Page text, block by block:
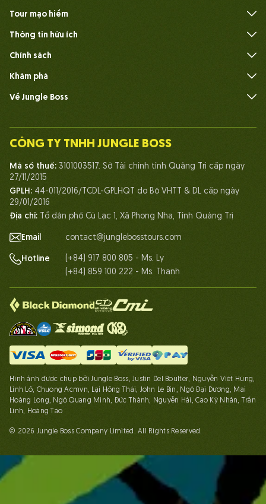
Tour mạo hiểm
Thông tin hữu ích
Chính sách
Khám phá
Về Jungle Boss
Đội ngũ
Cuộc sống tại Jungle Boss
Chứng chỉ
Đối tác
Liên hệ
CÔNG TY TNHH JUNGLE BOSS
Mã số thuế: 3101003517. Sở Tài chính tỉnh Quảng Trị cấp ngày
27/11/2015
GPLH: 44-011/2016/TCDL-GPLHQT do Bộ VHTT & DL cấp ngày
29/01/2016
Địa chỉ: Tổ dân phố Cù Lạc 1, Xã Phong Nha, Tỉnh Quảng Trị
Email contact@junglebosstours.com
Hotline
(+84) 917 800 805 - Ms. Ly
(+84) 859 100 222 - Ms. Thanh
Hình ảnh được chụp bởi Jungle Boss, Justin Del Boulter, Nguyễn Việt Hùng,
Linh Lố, Chuong Acmvn, Lại Hồng Thái, John Le Bin, Ngô Đại Dương, Mai
Hoàng Long, Ngô Quang Minh, Đức Thành, Nguyễn Hải, Cao Kỳ Nhân, Trần
Linh, Hoàng Táo
© 2026 Jungle Boss Company Limited. All Rights Reserved.